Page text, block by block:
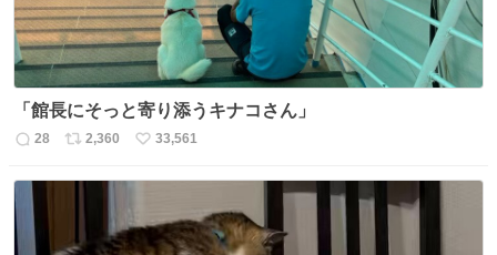
「館長にそっと寄り添うキナコさん」
返
数
28
リ
数
2,360
い
33,561